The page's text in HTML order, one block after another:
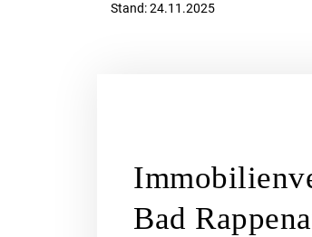
Stand: 24.11.2025
Bad